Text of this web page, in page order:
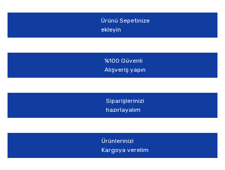
Ürün açıklamasında eksik bilgiler bulunuyor.
Ürün bilgilerinde hatalar bulunuyor.
Ürün fiyatı diğer sitelerden daha pahalı.
Bu ürüne benzer farklı alternatifler olmalı.
Gönder
Ürünü Sepetinize
ekleyin
%100 Güvenli
Alışveriş yapın
Siparişlerinizi
hazırlayalım
Ürünlerinizi
Kargoya verelim